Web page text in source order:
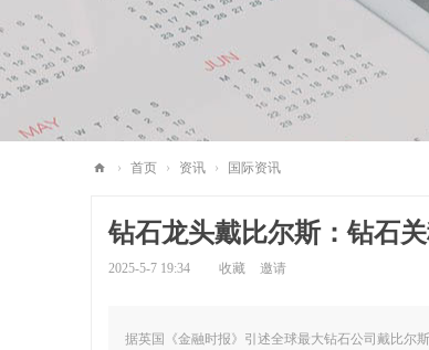
› 首页 › 资讯 › 国际资讯
钻石龙头戴比尔斯：钻石
2025-5-7 19:34 收藏 邀请
据英国《金融时报》引述全球最大钻石公司戴比尔